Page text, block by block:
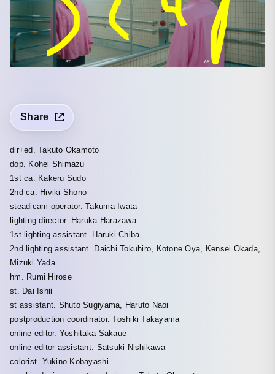
Share
dir+ed. Takuto Okamoto
dop. Kohei Shimazu
1st ca. Kakeru Sudo
2nd ca. Hiviki Shono
steadicam operator. Takuma Iwata
lighting director. Haruka Harazawa
1st lighting assistant. Haruki Chiba
2nd lighting assistant. Daichi Tokuhiro, Kotone Oya, Kensei Okada,
Mizuki Yada
hm. Rumi Hirose
st. Dai Ishii
st assistant. Shuto Sugiyama, Haruto Naoi
postproduction coordinator. Toshiki Takayama
online editor. Yoshitaka Sakaue
online editor assistant. Satsuki Nishikawa
colorist. Yukino Kobayashi